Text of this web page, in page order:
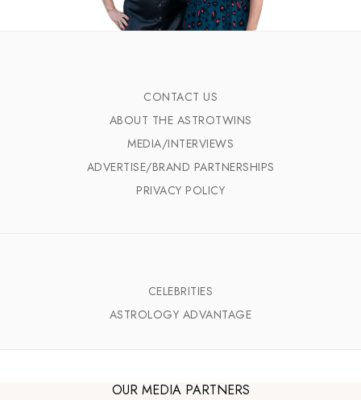
CONTACT US
ABOUT THE ASTROTWINS
MEDIA/INTERVIEWS
ADVERTISE/BRAND PARTNERSHIPS
PRIVACY POLICY
CELEBRITIES
ASTROLOGY ADVANTAGE
OUR MEDIA PARTNERS